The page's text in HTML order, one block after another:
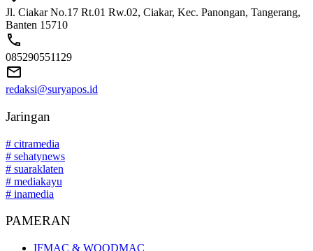
Jl. Ciakar No.17 Rt.01 Rw.02, Ciakar, Kec. Panongan, Tangerang,
Banten 15710
085290551129
redaksi@suryapos.id
Jaringan
# citramedia
# sehatynews
# suaraklaten
# mediakayu
# inamedia
PAMERAN
IFMAC & WOODMAC